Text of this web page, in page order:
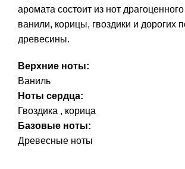
аромата состоит из нот
ванили, корицы, гвоздики и дорогих
древесины.
Верхние ноты:
Ваниль
Ноты сердца:
Гвоздика , корица
Базовые ноты:
Древесные ноты